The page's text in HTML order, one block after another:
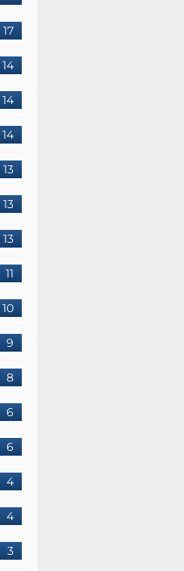
17
14
14
14
13
13
13
11
10
9
8
6
6
4
4
3